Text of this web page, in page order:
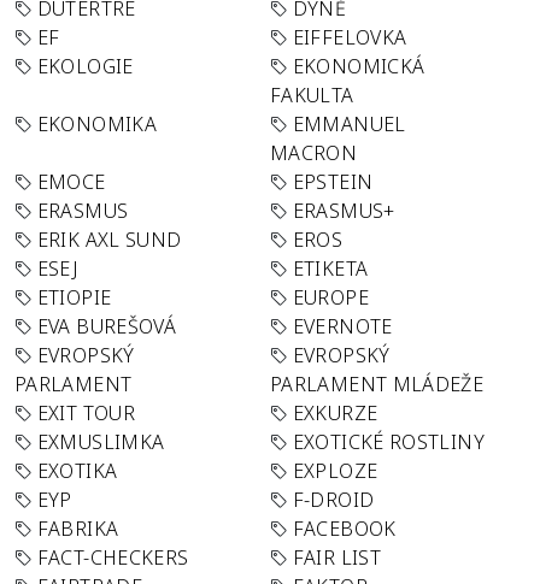
DUTERTRE
DÝNĚ
EF
EIFFELOVKA
EKOLOGIE
EKONOMICKÁ
FAKULTA
EKONOMIKA
EMMANUEL
MACRON
EMOCE
EPSTEIN
ERASMUS
ERASMUS+
ERIK AXL SUND
EROS
ESEJ
ETIKETA
ETIOPIE
EUROPE
EVA BUREŠOVÁ
EVERNOTE
EVROPSKÝ
PARLAMENT
EVROPSKÝ
PARLAMENT MLÁDEŽE
EXIT TOUR
EXKURZE
EXMUSLIMKA
EXOTICKÉ ROSTLINY
EXOTIKA
EXPLOZE
EYP
F-DROID
FABRIKA
FACEBOOK
FACT-CHECKERS
FAIR LIST